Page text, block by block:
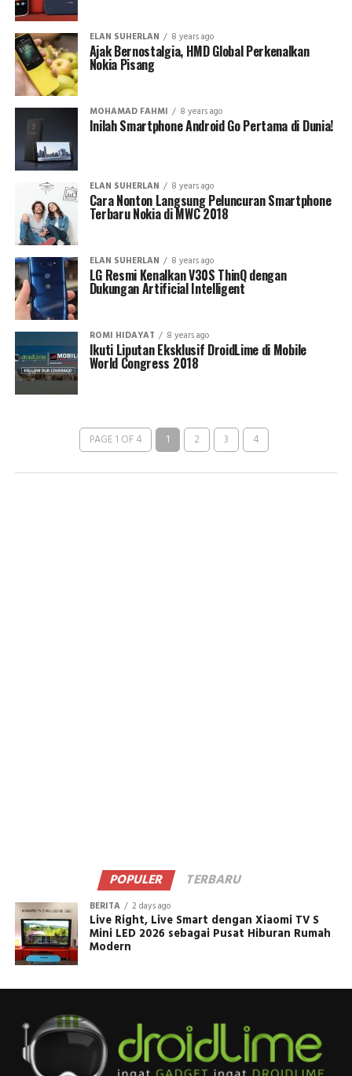
ELAN SUHERLAN 8 years ago
Ajak Bernostalgia, HMD Global Perkenalkan
Nokia Pisang
MOHAMAD FAHMI 8 years ago
Inilah Smartphone Android Go Pertama di Dunia!
ELAN SUHERLAN 8 years ago
Cara Nonton Langsung Peluncuran Smartphone
Terbaru Nokia di MWC 2018
ELAN SUHERLAN 8 years ago
LG Resmi Kenalkan V30S ThinQ dengan
Dukungan Artificial Intelligent
ROMI HIDAYAT 8 years ago
Ikuti Liputan Eksklusif DroidLime di Mobile
World Congress 2018
PAGE 1 OF 4 1 2 3 4
POPULER TERBARU
BERITA 2 days ago
Live Right, Live Smart dengan Xiaomi TV S
Mini LED 2026 sebagai Pusat Hiburan Rumah
Modern